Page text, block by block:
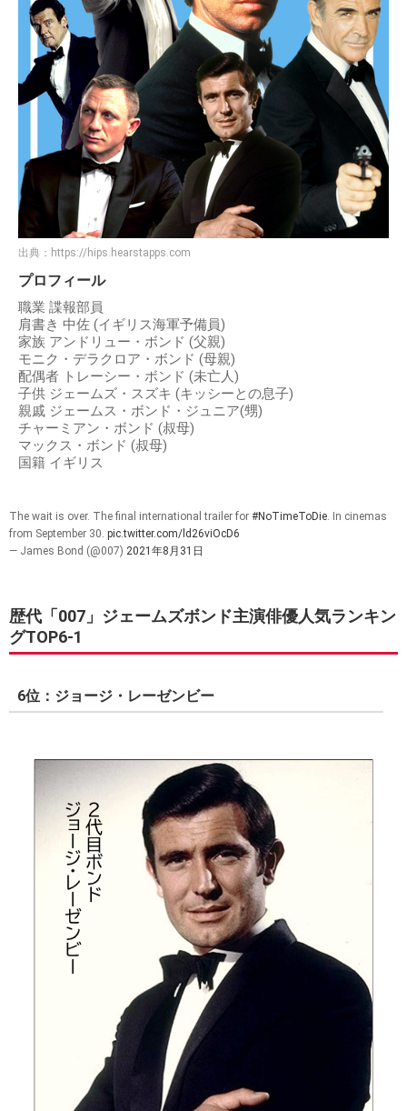
出典： https://hips.hearstapps.com
プロフィール
職業 諜報部員
肩書き 中佐 (イギリス海軍予備員)
家族 アンドリュー・ボンド (父親)
モニク・デラクロア・ボンド (母親)
配偶者 トレーシー・ボンド (未亡人)
子供 ジェームズ・スズキ (キッシーとの息子)
親戚 ジェームス・ボンド・ジュニア(甥)
チャーミアン・ボンド (叔母)
マックス・ボンド (叔母)
国籍 イギリス
The wait is over. The final international trailer for #NoTimeToDie. In cinemas
from September 30. pic.twitter.com/ld26viOcD6
— James Bond (@007) 2021年8月31日
歴代「007」ジェームズボンド主演俳優人気ランキン
グTOP6-1
6位：ジョージ・レーゼンビー